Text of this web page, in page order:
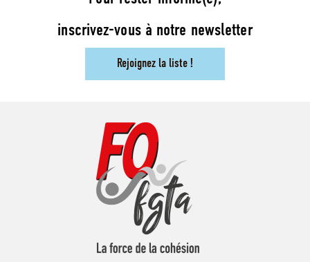
inscrivez-vous à notre newsletter
Rejoignez la liste !